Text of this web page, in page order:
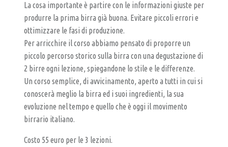
R
E
R
I
A
A
R
La cosa importante è partire con le informazioni giuste per
produrre la prima birra già buona. Evitare piccoli errori e
ottimizzare le fasi di produzione.
Per arricchire il corso abbiamo pensato di proporre un
piccolo percorso storico sulla birra con una degustazione di
2 birre ogni lezione, spiegandone lo stile e le differenze.
Un corso semplice, di avvicinamento, aperto a tutti in cui si
conoscerà meglio la birra ed i suoi ingredienti, la sua
evoluzione nel tempo e quello che è oggi il movimento
birrario italiano.
Costo 55 euro per le 3 lezioni.